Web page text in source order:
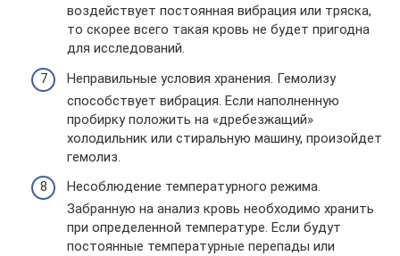
воздействует постоянная вибрация или тряска,
то скорее всего такая кровь не будет пригодна
для исследований.
Неправильные условия хранения. Гемолизу
способствует вибрация. Если наполненную
пробирку положить на «дребезжащий»
холодильник или стиральную машину, произойдет
гемолиз.
Несоблюдение температурного режима.
Забранную на анализ кровь необходимо хранить
при определенной температуре. Если будут
постоянные температурные перепады или